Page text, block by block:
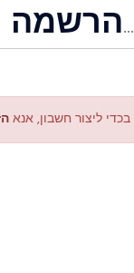
הרשמהליצירת חשבון אצלנו...
בכדי ליצור חשבון, אנא